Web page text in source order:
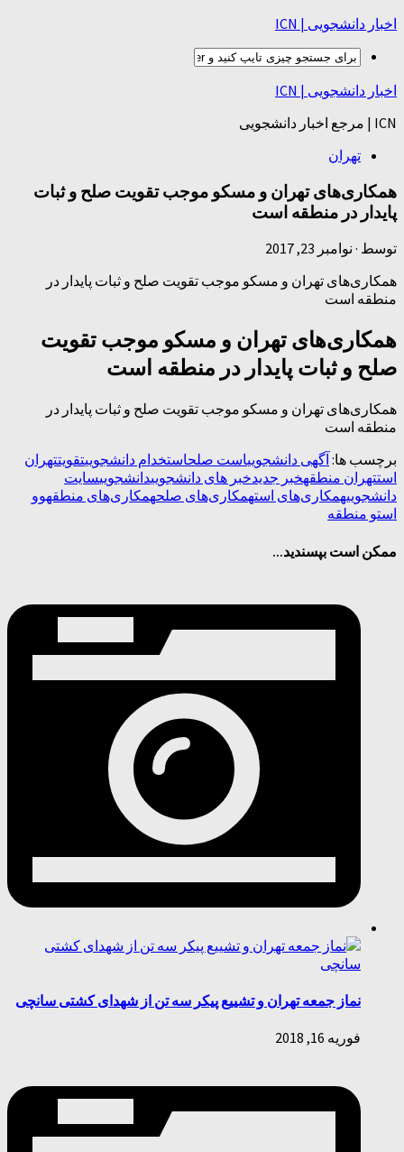
اخبار دانشجویی | ICN
اخبار دانشجویی | ICN
ICN | مرجع اخبار دانشجویی
تهران
همکاری‌های تهران و مسکو موجب تقویت صلح و ثبات
پایدار در منطقه است
توسط · نوامبر 23, 2017
همکاری‌های تهران و مسکو موجب تقویت صلح و ثبات پایدار در
منطقه است
همکاری‌های تهران و مسکو موجب تقویت
صلح و ثبات پایدار در منطقه است
همکاری‌های تهران و مسکو موجب تقویت صلح و ثبات پایدار در
منطقه است
برچسب ها: آگهی دانشجوییاست صلحاستخدام دانشجوییتقویتتهران
استتهران منطقهخبر جدیدخبر های دانشجوییدانشجوییسایت
دانشجوییهمکاری‌های استهمکاری‌های صلحهمکاری‌های منطقهوو
استو منطقه
ممکن است بپسندید...
نماز جمعه تهران و تشییع پیکر سه تن از شهدای کشتی سانچی
فوریه 16, 2018